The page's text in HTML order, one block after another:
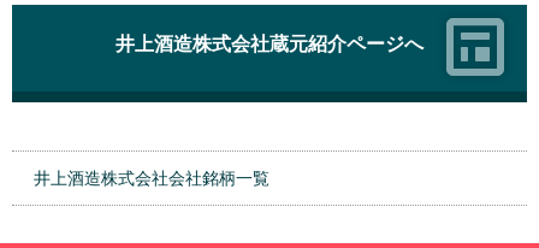
井上酒造株式会社蔵元紹介ページへ
井上酒造株式会社会社銘柄一覧